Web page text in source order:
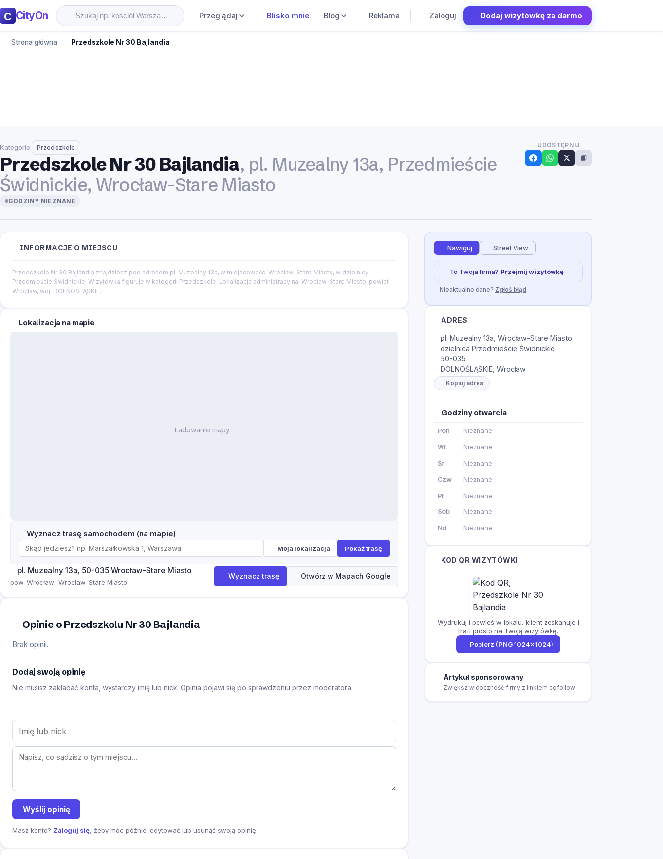
CityOn Przeglądaj Blisko mnie Blog Reklama Zaloguj Dodaj wizytówkę za darmo
Strona główna Przedszkole Nr 30 Bajlandia
Kategorie: Przedszkole
Przedszkole Nr 30 Bajlandia, pl. Muzealny 13a, Przedmieście
Świdnickie, Wrocław-Stare Miasto
GODZINY NIEZNANE
UDOSTĘPNIJ
Nawiguj Street View
To Twoja firma? Przejmij wizytówkę
Nieaktualne dane? Zgłoś błąd
ADRES
pl. Muzealny 13a, Wrocław-Stare Miasto
dzielnica Przedmieście Świdnickie
50-035
DOLNOŚLĄSKIE, Wrocław
Kopiuj adres
Godziny otwarcia
Pon Nieznane
Wt Nieznane
Śr Nieznane
Czw Nieznane
Pt Nieznane
Sob Nieznane
Nd Nieznane
KOD QR WIZYTÓWKI
Wydrukuj i powieś w lokalu, klient zeskanuje i
trafi prosto na Twoją wizytówkę.
Pobierz (PNG 1024×1024)
Artykuł sponsorowany
Zwiększ widoczność firmy z linkiem dofollow
INFORMACJE O MIEJSCU
Przedszkole Nr 30 Bajlandia znajdziesz pod adresem pl. Muzealny 13a, w miejscowości Wrocław-Stare Miasto, w dzielnicy
Przedmieście Świdnickie. Wizytówka figuruje w kategorii Przedszkole. Lokalizacja administracyjna: Wrocław-Stare Miasto, powiat
Wrocław, woj. DOLNOŚLĄSKIE.
Lokalizacja na mapie
Ładowanie mapy…
Wyznacz trasę samochodem (na mapie)
Moja lokalizacja Pokaż trasę
pl. Muzealny 13a, 50-035 Wrocław-Stare Miasto
pow. Wrocław Wrocław-Stare Miasto
Wyznacz trasę Otwórz w Mapach Google
Opinie o Przedszkolu Nr 30 Bajlandia
Brak opinii.
Dodaj swoją opinię
Nie musisz zakładać konta, wystarczy imię lub nick. Opinia pojawi się po sprawdzeniu przez moderatora.
Wyślij opinię
Masz konto? Zaloguj się, żeby móc później edytować lub usunąć swoją opinię.